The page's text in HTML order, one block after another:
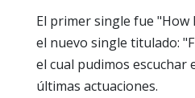
El primer single fue "How
el nuevo single titulado:
el cual pudimos escuchar
últimas actuaciones.